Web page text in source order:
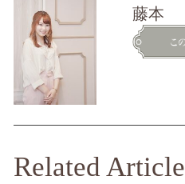
藤本
Related Article